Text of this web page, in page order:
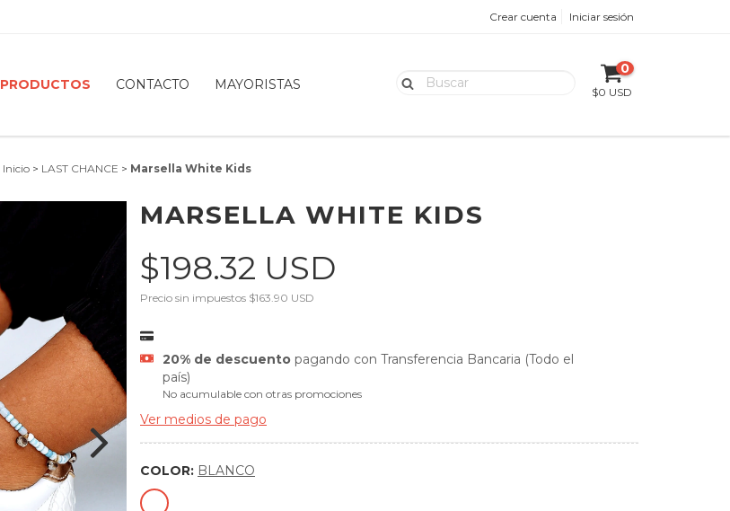
Crear cuenta Iniciar sesión
PRODUCTOS CONTACTO MAYORISTAS
0
$0 USD
Inicio > LAST CHANCE > Marsella White Kids
MARSELLA WHITE KIDS
$198.32 USD
Precio sin impuestos $163.90 USD
20% de descuentopagando con Transferencia Bancaria (Todo el
país)
No acumulable con otras promociones
Ver medios de pago
COLOR: BLANCO